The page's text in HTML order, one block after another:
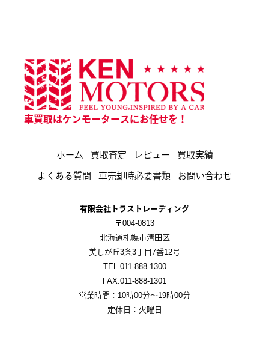
車買取はケンモータースにお任せを！
ホーム 買取査定 レビュー 買取実績
よくある質問 車売却時必要書類 お問い合わせ
有限会社トラストレーディング
〒004-0813
北海道札幌市清田区
美しが丘3条3丁目7番12号
TEL.011-888-1300
FAX.011-888-1301
営業時間：10時00分～19時00分
定休日：火曜日